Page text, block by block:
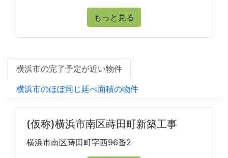
もっと見る
横浜市の完了予定が近い物件
横浜市のほぼ同じ延べ面積の物件
(仮称)横浜市南区蒔田町新築工事
横浜市南区蒔田町字西96番2